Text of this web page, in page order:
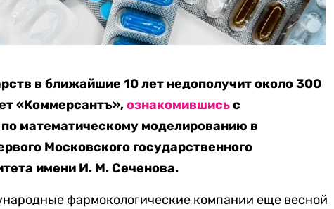
в ближайшие 10 лет недополучит около 300
«Коммерсантъ»,ознакомившисьс
математическому моделированию в
Московского государственного
имени И. М. Сеченова.
фармокологические компании еще весной